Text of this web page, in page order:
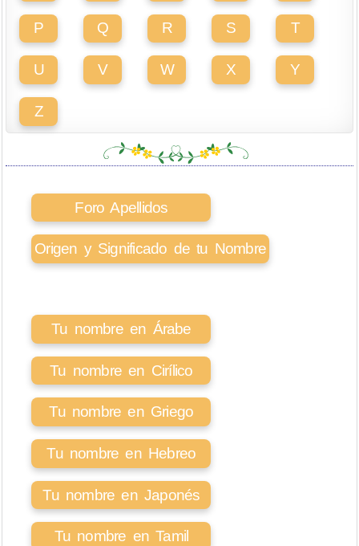
P Q R S T
U V W X Y
Z
Foro Apellidos
Origen y Significado de tu Nombre
Tu nombre en Árabe
Tu nombre en Cirílico
Tu nombre en Griego
Tu nombre en Hebreo
Tu nombre en Japonés
Tu nombre en Tamil